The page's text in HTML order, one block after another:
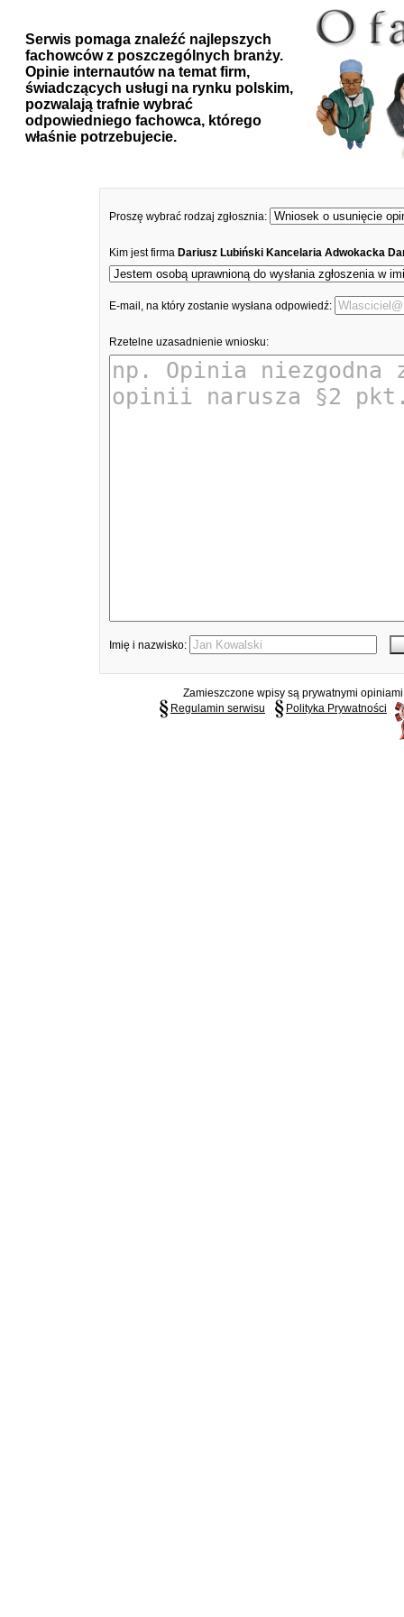
Serwis pomaga znaleźć najlepszych
fachowców z poszczególnych branży.
Opinie internautów na temat firm,
świadczących usługi na rynku polskim,
pozwalają trafnie wybrać
odpowiedniego fachowca, którego
właśnie potrzebujecie.
Proszę wybrać rodzaj zgłosznia:
Kim jest firma Dariusz Lubiński Kancelaria Adwokacka
E-mail, na który zostanie wysłana odpowiedź:
Rzetelne uzasadnienie wniosku:
Imię i nazwisko:
Zamieszczone wpisy są prywatnymi
Regulamin serwisu
Polityka Prywatności